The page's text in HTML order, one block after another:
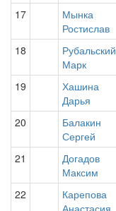
17
Мынка
Ростислав
18
Рубальский
Марк
19
Хашина
Дарья
20
Балакин
Сергей
21
Догадов
Максим
22
Карепова
Анастасия